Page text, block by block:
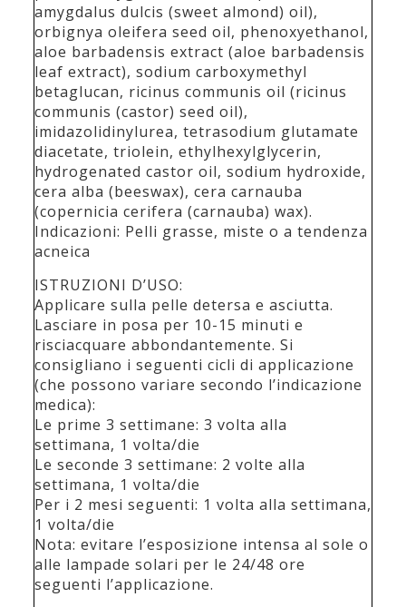
amygdalus dulcis (sweet almond) oil),
orbignya oleifera seed oil, phenoxyethanol,
aloe barbadensis extract (aloe barbadensis
leaf extract), sodium carboxymethyl
betaglucan, ricinus communis oil (ricinus
communis (castor) seed oil),
imidazolidinylurea, tetrasodium glutamate
diacetate, triolein, ethylhexylglycerin,
hydrogenated castor oil, sodium hydroxide,
cera alba (beeswax), cera carnauba
(copernicia cerifera (carnauba) wax).
Indicazioni: Pelli grasse, miste o a tendenza
acneica
ISTRUZIONI D’USO:
Applicare sulla pelle detersa e asciutta.
Lasciare in posa per 10-15 minuti e
risciacquare abbondantemente. Si
consigliano i seguenti cicli di applicazione
(che possono variare secondo l’indicazione
medica):
Le prime 3 settimane: 3 volta alla
settimana, 1 volta/die
Le seconde 3 settimane: 2 volte alla
settimana, 1 volta/die
Per i 2 mesi seguenti: 1 volta alla settimana,
1 volta/die
Nota: evitare l’esposizione intensa al sole o
alle lampade solari per le 24/48 ore
seguenti l’applicazione.